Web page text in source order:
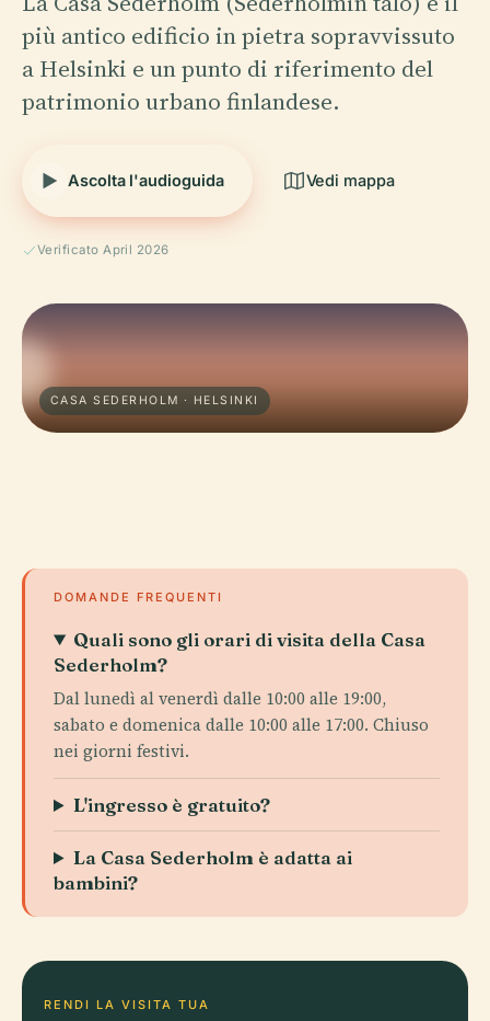
più antico edificio in pietra sopravvissuto
a Helsinki e un punto di riferimento del
patrimonio urbano finlandese.
Ascolta l'audioguida Vedi mappa
Verificato April 2026
CASA SEDERHOLM · HELSINKI
DOMANDE FREQUENTI
Quali sono gli orari di visita della Casa
Sederholm?
Dal lunedì al venerdì dalle 10:00 alle 19:00,
sabato e domenica dalle 10:00 alle 17:00. Chiuso
nei giorni festivi.
L'ingresso è gratuito?
La Casa Sederholm è adatta ai
bambini?
RENDI LA VISITA TUA